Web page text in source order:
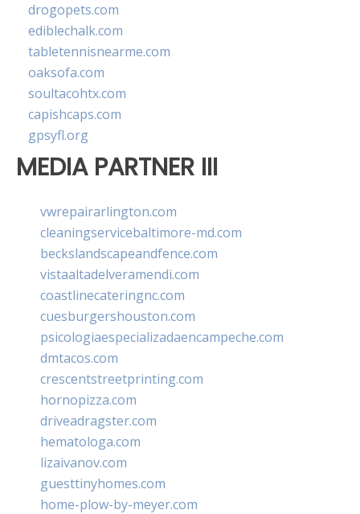
drogopets.com
ediblechalk.com
tabletennisnearme.com
oaksofa.com
soultacohtx.com
capishcaps.com
gpsyfl.org
MEDIA PARTNER III
vwrepairarlington.com
cleaningservicebaltimore-md.com
beckslandscapeandfence.com
vistaaltadelveramendi.com
coastlinecateringnc.com
cuesburgershouston.com
psicologiaespecializadaencampeche.com
dmtacos.com
crescentstreetprinting.com
hornopizza.com
driveadragster.com
hematologa.com
lizaivanov.com
guesttinyhomes.com
home-plow-by-meyer.com